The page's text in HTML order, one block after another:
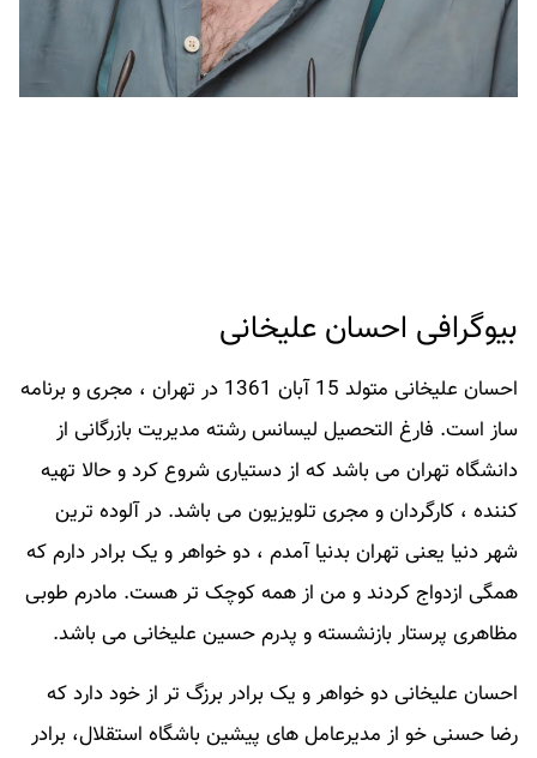
بیوگرافی احسان علیخانی
احسان علیخانی متولد 15 آبان 1361 در تهران ، مجری و برنامه
ساز است. فارغ التحصیل لیسانس رشته مدیریت بازرگانی از
دانشگاه تهران می باشد که از دستیاری شروع کرد و حالا تهیه
کننده ، کارگردان و مجری تلویزیون می باشد. در آلوده ترین
شهر دنیا یعنی تهران بدنیا آمدم ، دو خواهر و یک برادر دارم که
همگی ازدواج کردند و من از همه کوچک تر هست. مادرم طوبی
مظاهری پرستار بازنشسته و پدرم حسین علیخانی می باشد.
احسان علیخانی دو خواهر و یک برادر برزگ تر از خود دارد که
رضا حسنی خو از مدیرعامل های پیشین باشگاه استقلال، برادر